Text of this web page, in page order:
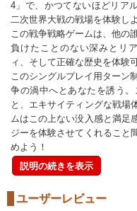
4」で、かつてないほどリア
二次世界大戦の戦場を体験し
この戦争戦略ゲームは、他の
負けたことのない深みとリ
ィ、そして正確な歴史を体験可
このシングルプレイ用ターン
争の渦中へとあなたを誘う
と、エキサイティングな戦場
ムはこの上ない没入感と満足
ジーを体験させてくれること
めよう！
説明の続きを表示
ユーザーレビュー